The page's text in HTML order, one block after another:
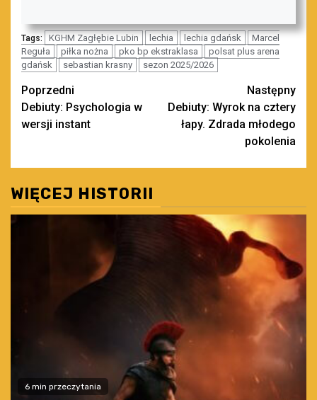
Tags: KGHM Zagłębie Lubin lechia lechia gdańsk
Marcel
Reguła
piłka nożna pko bp ekstraklasa
polsat plus arena
gdańsk
sebastian krasny sezon 2025/2026
Zobacz
wpisy
Poprzedni
Debiuty: Psychologia w
wersji instant
Następny
Debiuty: Wyrok na cztery
łapy. Zdrada młodego
pokolenia
WIĘCEJ HISTORII
6 min przeczytania